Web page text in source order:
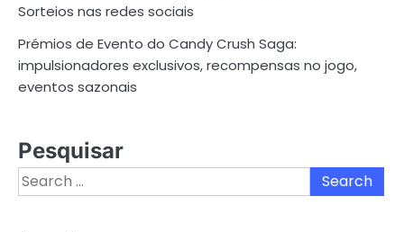
Sorteios nas redes sociais
Prémios de Evento do Candy Crush Saga:
impulsionadores exclusivos, recompensas no jogo,
eventos sazonais
Pesquisar
Search
for: